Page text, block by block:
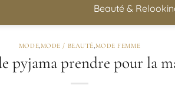
Beauté &
MODE,MODE / BEAUTÉ,MODE FEMME
pyjama prendre pour la